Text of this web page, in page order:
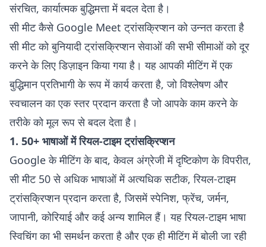
संरचित, कार्यात्मक बुद्धिमत्ता में बदल देता है।
सी मीट कैसे Google Meet ट्रांसक्रिप्शन को उन्नत करता है
सी मीट को बुनियादी ट्रांसक्रिप्शन सेवाओं की सभी सीमाओं को दूर
करने के लिए डिज़ाइन किया गया है। यह आपकी मीटिंग में एक
बुद्धिमान प्रतिभागी के रूप में कार्य करता है, जो विश्लेषण और
स्वचालन का एक स्तर प्रदान करता है जो आपके काम करने के
तरीके को मूल रूप से बदल देता है।
1. 50+ भाषाओं में रियल-टाइम ट्रांसक्रिप्शन
Google के मीटिंग के बाद, केवल अंग्रेजी में दृष्टिकोण के विपरीत,
सी मीट 50 से अधिक भाषाओं में अत्यधिक सटीक, रियल-टाइम
ट्रांसक्रिप्शन प्रदान करता है, जिसमें स्पेनिश, फ्रेंच, जर्मन,
जापानी, कोरियाई और कई अन्य शामिल हैं। यह रियल-टाइम भाषा
स्विचिंग का भी समर्थन करता है और एक ही मीटिंग में बोली जा रही